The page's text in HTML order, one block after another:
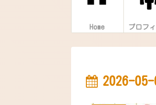
Home プロフ
2026-05-